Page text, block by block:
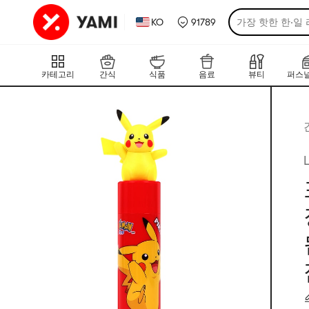
KO 91789 가장 핫한 한·일
카테고리 간식 식품 음료 뷰티 퍼스